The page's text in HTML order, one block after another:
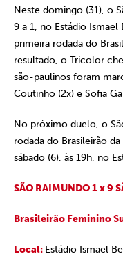
Neste domingo (31), o
9 a 1, no Estádio Ismael
primeira rodada do
resultado, o Tricolor
são-paulinos foram
Coutinho (2x) e Sofia
No próximo duelo, o
rodada do Brasileirão
sábado (6), às 19h, no
SÃO RAIMUNDO 1 x 9
Brasileirão Feminino
Local: Estádio Ismael